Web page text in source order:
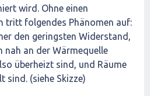
wird. Ohne einen
tritt folgendes Phänomen auf:
den geringsten Widerstand,
nah an der Wärmequelle
überheizt sind, und Räume
sind. (siehe Skizze)